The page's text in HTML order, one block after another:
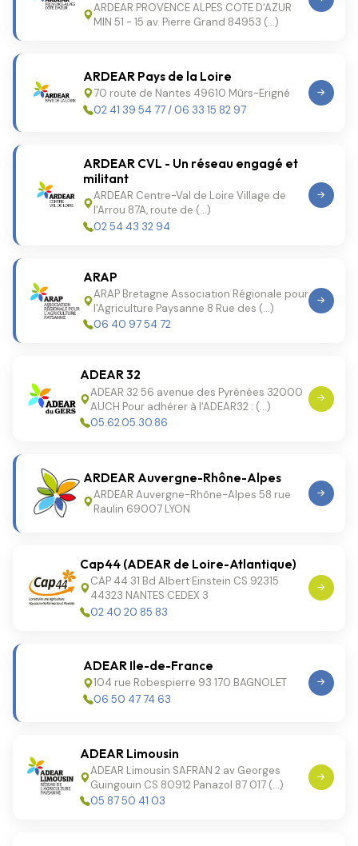
ARDEAR PROVENCE ALPES COTE D'AZUR
MIN 51 - 15 av. Pierre Grand 84953 (…)
ARDEAR Pays de la Loire
70 route de Nantes 49610 Mûrs-Erigné
02 41 39 54 77 / 06 33 15 82 97
ARDEAR CVL - Un réseau engagé et
militant
ARDEAR Centre-Val de Loire Village de
l'Arrou 87A, route de (…)
02 54 43 32 94
ARAP
ARAP Bretagne Association Régionale pour
l'Agriculture Paysanne 8 Rue des (…)
06 40 97 54 72
ADEAR 32
ADEAR 32 56 avenue des Pyrénées 32000
AUCH Pour adhérer à l'ADEAR32 : (…)
05.62.05.30.86
ARDEAR Auvergne-Rhône-Alpes
ARDEAR Auvergne-Rhône-Alpes 58 rue
Raulin 69007 LYON
Cap44 (ADEAR de Loire-Atlantique)
CAP 44 31 Bd Albert Einstein CS 92315
44323 NANTES CEDEX 3
02 40 20 85 83
ADEAR Ile-de-France
104 rue Robespierre 93 170 BAGNOLET
06 50 47 74 63
ADEAR Limousin
ADEAR Limousin SAFRAN 2 av Georges
Guingouin CS 80912 Panazol 87 017 (…)
05 87 50 41 03